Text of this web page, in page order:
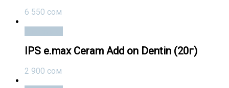
6 550 сом
IPS e.max Ceram Add on Dentin (20г)
2 900 сом